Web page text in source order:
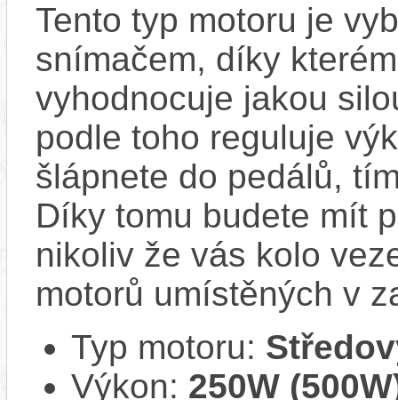
Tento typ motoru je
snímačem, díky
vyhodnocuje jakou
podle toho reguluje
šlápnete do pedálů,
Díky tomu budete mít
nikoliv že vás kolo
motorů umístěných v
Typ motoru:
Výkon: 250W